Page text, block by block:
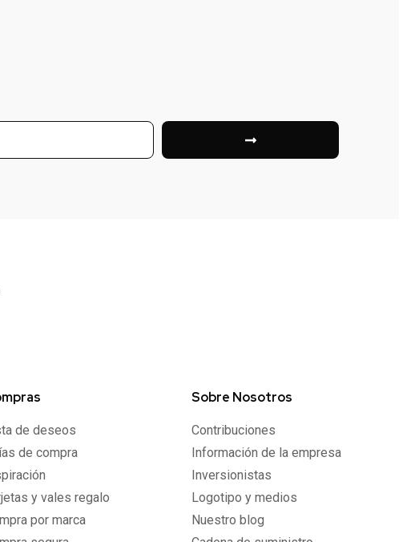
de deseos
de compra
y vales regalo
por marca
Sobre Nosotros
Contribuciones
Información de la empresa
Inversionistas
Logotipo y medios
Nuestro blog